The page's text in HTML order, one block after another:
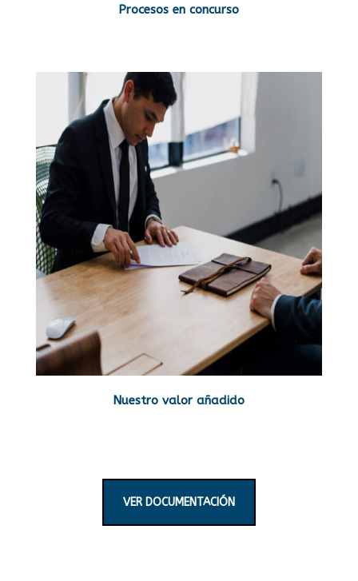
Procesos en concurso
Nuestro valor añadido
VER DOCUMENTACIÓN